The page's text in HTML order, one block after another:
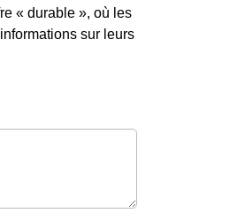
« durable », où les
sur leurs